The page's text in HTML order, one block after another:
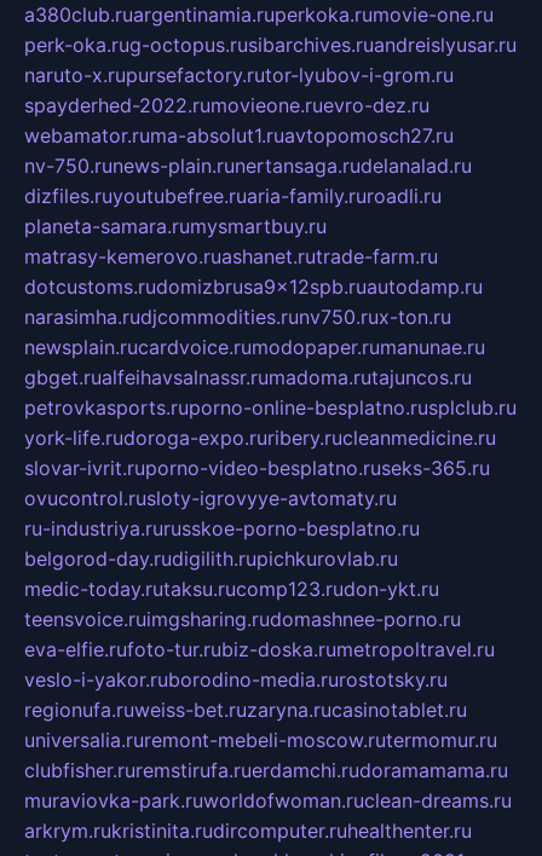
a380club.ruargentinamia.ruperkoka.rumovie-one.ru
perk-oka.rug-octopus.rusibarchives.ruandreislyusar.ru
naruto-x.rupursefactory.rutor-lyubov-i-grom.ru
spayderhed-2022.rumovieone.ruevro-dez.ru
webamator.ruma-absolut1.ruavtopomosch27.ru
nv-750.runews-plain.runertansaga.rudelanalad.ru
dizfiles.ruyoutubefree.ruaria-family.ruroadli.ru
planeta-samara.rumysmartbuy.ru
matrasy-kemerovo.ruashanet.rutrade-farm.ru
dotcustoms.rudomizbrusa9x12spb.ruautodamp.ru
narasimha.rudjcommodities.runv750.rux-ton.ru
newsplain.rucardvoice.rumodopaper.rumanunae.ru
gbget.rualfeihavsalnassr.rumadoma.rutajuncos.ru
petrovkasports.ruporno-online-besplatno.rusplclub.ru
york-life.rudoroga-expo.ruribery.rucleanmedicine.ru
slovar-ivrit.ruporno-video-besplatno.ruseks-365.ru
ovucontrol.rusloty-igrovyye-avtomaty.ru
ru-industriya.rurusskoe-porno-besplatno.ru
belgorod-day.rudigilith.rupichkurovlab.ru
medic-today.rutaksu.rucomp123.rudon-ykt.ru
teensvoice.ruimgsharing.rudomashnee-porno.ru
eva-elfie.rufoto-tur.rubiz-doska.rumetropoltravel.ru
veslo-i-yakor.ruborodino-media.rurostotsky.ru
regionufa.ruweiss-bet.ruzaryna.rucasinotablet.ru
universalia.ruremont-mebeli-moscow.rutermomur.ru
clubfisher.ruremstirufa.ruerdamchi.rudoramamama.ru
muraviovka-park.ruworldofwoman.ruclean-dreams.ru
arkrym.rukristinita.rudircomputer.ruhealthenter.ru